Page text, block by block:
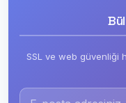
SSL ve web güvenliği